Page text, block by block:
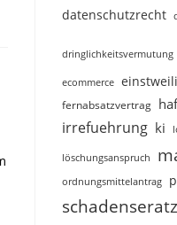
datenschutzrecht
dringlichkeitsvermutung
ecommerce
fernabsatzvertrag
irrefuehrung ki
löschungsanspruch
ordnungsmittelantrag
schadenseratz